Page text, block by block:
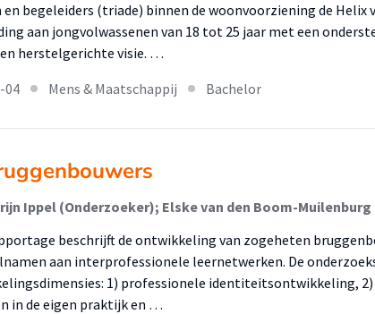
en begeleiders (triade) binnen de woonvoorziening de Helix
aan jongvolwassenen van 18 tot 25 jaar met een
herstelgerichte visie. …
04
Mens & Maatschappij Bachelor
beschrijft de ontwikkeling van zogeheten
aan interprofessionele leernetwerken. De
1) professionele identiteitsontwikkeling,
in de eigen praktijk en …